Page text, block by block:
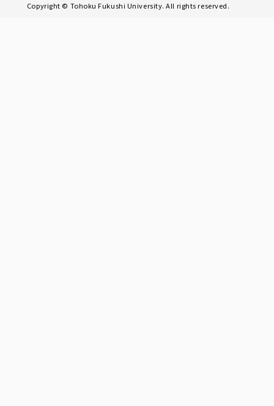
Copyright © Tohoku Fukushi University. All rights reserved.